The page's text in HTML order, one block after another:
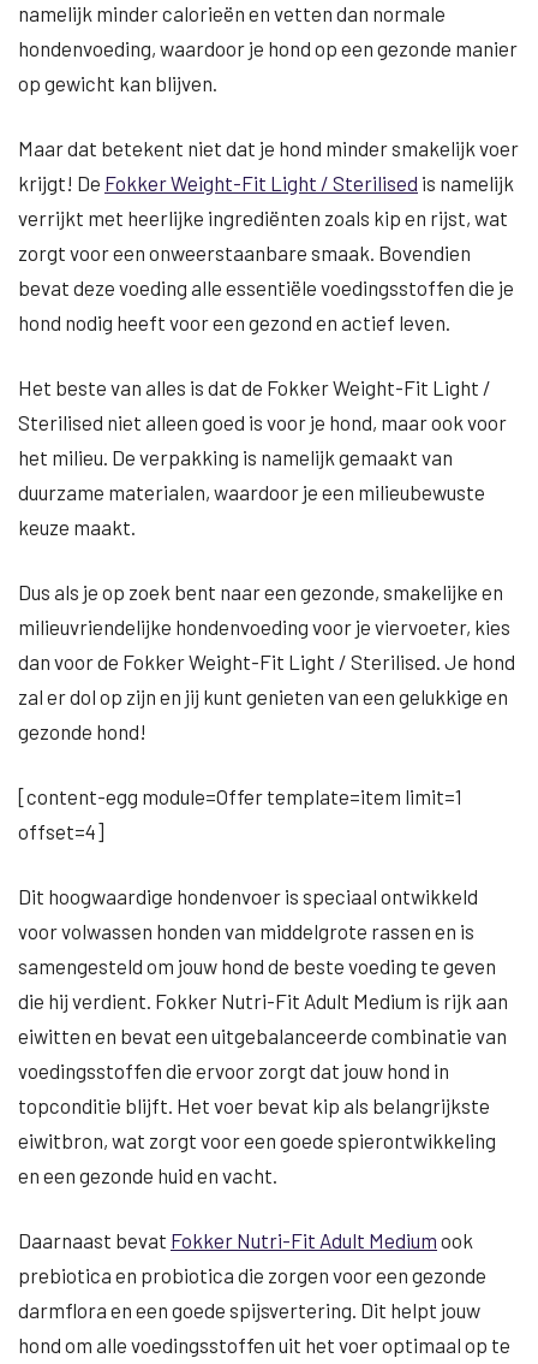
namelijk minder calorieën en vetten dan normale
hondenvoeding, waardoor je hond op een gezonde manier
op gewicht kan blijven.
Maar dat betekent niet dat je hond minder smakelijk voer
krijgt! De Fokker Weight-Fit Light / Sterilised is namelijk
verrijkt met heerlijke ingrediënten zoals kip en rijst, wat
zorgt voor een onweerstaanbare smaak. Bovendien
bevat deze voeding alle essentiële voedingsstoffen die je
hond nodig heeft voor een gezond en actief leven.
Het beste van alles is dat de Fokker Weight-Fit Light /
Sterilised niet alleen goed is voor je hond, maar ook voor
het milieu. De verpakking is namelijk gemaakt van
duurzame materialen, waardoor je een milieubewuste
keuze maakt.
Dus als je op zoek bent naar een gezonde, smakelijke en
milieuvriendelijke hondenvoeding voor je viervoeter, kies
dan voor de Fokker Weight-Fit Light / Sterilised. Je hond
zal er dol op zijn en jij kunt genieten van een gelukkige en
gezonde hond!
[content-egg module=Offer template=item limit=1
offset=4]
Dit hoogwaardige hondenvoer is speciaal ontwikkeld
voor volwassen honden van middelgrote rassen en is
samengesteld om jouw hond de beste voeding te geven
die hij verdient. Fokker Nutri-Fit Adult Medium is rijk aan
eiwitten en bevat een uitgebalanceerde combinatie van
voedingsstoffen die ervoor zorgt dat jouw hond in
topconditie blijft. Het voer bevat kip als belangrijkste
eiwitbron, wat zorgt voor een goede spierontwikkeling
en een gezonde huid en vacht.
Daarnaast bevat Fokker Nutri-Fit Adult Medium ook
prebiotica en probiotica die zorgen voor een gezonde
darmflora en een goede spijsvertering. Dit helpt jouw
hond om alle voedingsstoffen uit het voer optimaal op te